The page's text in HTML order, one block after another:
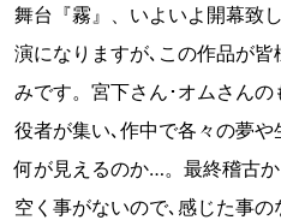
舞台『霧』、いよいよ開幕致
演になりますが､この作品が
みです。宮下さん･オムさん
役者が集い､作中で各々の夢
何が見えるのか…。最終稽古
空く事がないので､感じた事